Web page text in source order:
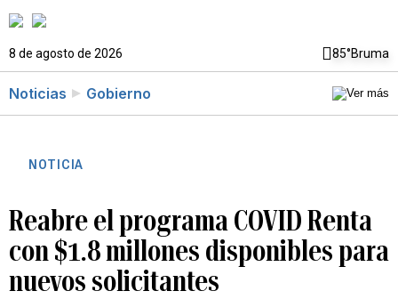
8 de agosto de 2026 85°Bruma
Noticias Gobierno
NOTICIA
Reabre el programa COVID Renta
con $1.8 millones disponibles para
nuevos solicitantes